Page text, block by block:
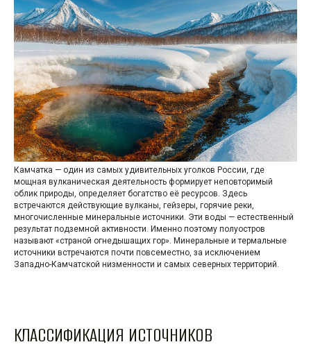
Камчатка — один из самых удивительных уголков России, где
мощная вулканическая деятельность формирует неповторимый
облик природы, определяет богатство её ресурсов. Здесь
встречаются действующие вулканы, гейзеры, горячие реки,
многочисленные минеральные источники. Эти воды — естественный
результат подземной активности. Именно поэтому полуостров
называют «страной огнедышащих гор». Минеральные и термальные
источники встречаются почти повсеместно, за исключением
Западно-Камчатской низменности и самых северных территорий.
КЛАССИФИКАЦИЯ ИСТОЧНИКОВ